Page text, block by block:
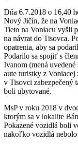
Dňa 6.7.2018 o 16,40
Nový Jičín, že na
Tieto na Voniacu vyšli
na návrat do Tisovca.
opatrenia, aby sa
Podarilo sa spojiť s
Ivanom (mená
aute turistky z
v Tisovci zabezpečený
boli ubytované.
MsP v roku 2018 v
ktorým sa v lokalite
Pokazené vozidlá boli
nakoľko vozidlá